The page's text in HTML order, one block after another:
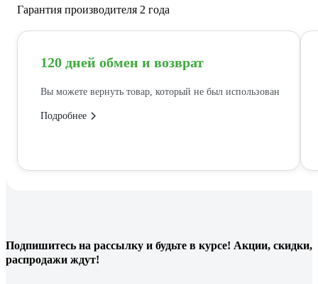
Гарантия производителя 2 года
120 дней обмен и возврат
Вы можете вернуть товар, который не был использован
Подробнее
Подпишитесь на рассылку и будьте в курсе! Акции, скидки,
распродажи ждут!